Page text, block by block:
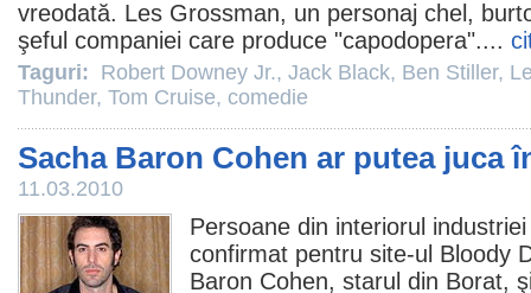
vreodată. Les Grossman, un personaj chel,
şeful companiei care produce "capodopera"....
Taguri: Robert Downey Jr., Jack Black, Ben Stiller,
Thunder, Tom Cruise, comedie
Sacha Baron Cohen ar putea juca
11.03.2010
Persoane din interiorul
confirmat pentru site-ul Bloody
Baron Cohen, starul din Borat,